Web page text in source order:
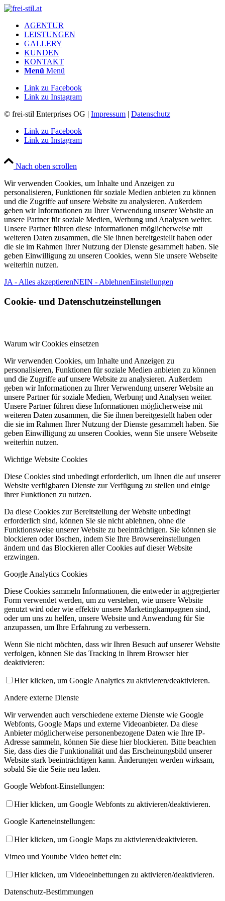
AGENTUR
LEISTUNGEN
GALLERY
KUNDEN
KONTAKT
Menü Menü
Link zu Facebook
Link zu Instagram
© frei-stil Enterprises OG | Impressum | Datenschutz
Link zu Facebook
Link zu Instagram
Nach oben scrollen
Wir verwenden Cookies, um Inhalte und Anzeigen zu
personalisieren, Funktionen für soziale Medien anbieten zu können
und die Zugriffe auf unsere Website zu analysieren. Außerdem
geben wir Informationen zu Ihrer Verwendung unserer Website an
unsere Partner für soziale Medien, Werbung und Analysen weiter.
Unsere Partner führen diese Informationen möglicherweise mit
weiteren Daten zusammen, die Sie ihnen bereitgestellt haben oder
die sie im Rahmen Ihrer Nutzung der Dienste gesammelt haben. Sie
geben Einwilligung zu unseren Cookies, wenn Sie unsere Webseite
weiterhin nutzen.
JA - Alles akzeptierenNEIN - AblehnenEinstellungen
Cookie- und Datenschutzeinstellungen
Warum wir Cookies einsetzen
Wir verwenden Cookies, um Inhalte und Anzeigen zu
personalisieren, Funktionen für soziale Medien anbieten zu können
und die Zugriffe auf unsere Website zu analysieren. Außerdem
geben wir Informationen zu Ihrer Verwendung unserer Website an
unsere Partner für soziale Medien, Werbung und Analysen weiter.
Unsere Partner führen diese Informationen möglicherweise mit
weiteren Daten zusammen, die Sie ihnen bereitgestellt haben oder
die sie im Rahmen Ihrer Nutzung der Dienste gesammelt haben. Sie
geben Einwilligung zu unseren Cookies, wenn Sie unsere Webseite
weiterhin nutzen.
Wichtige Website Cookies
Diese Cookies sind unbedingt erforderlich, um Ihnen die auf unserer
Website verfügbaren Dienste zur Verfügung zu stellen und einige
ihrer Funktionen zu nutzen.
Da diese Cookies zur Bereitstellung der Website unbedingt
erforderlich sind, können Sie sie nicht ablehnen, ohne die
Funktionsweise unserer Website zu beeinträchtigen. Sie können sie
blockieren oder löschen, indem Sie Ihre Browsereinstellungen
ändern und das Blockieren aller Cookies auf dieser Website
erzwingen.
Google Analytics Cookies
Diese Cookies sammeln Informationen, die entweder in aggregierter
Form verwendet werden, um zu verstehen, wie unsere Website
genutzt wird oder wie effektiv unsere Marketingkampagnen sind,
oder um uns zu helfen, unsere Website und Anwendung für Sie
anzupassen, um Ihre Erfahrung zu verbessern.
Wenn Sie nicht möchten, dass wir Ihren Besuch auf unserer Website
verfolgen, können Sie das Tracking in Ihrem Browser hier
deaktivieren:
Hier klicken, um Google Analytics zu aktivieren/deaktivieren.
Andere externe Dienste
Wir verwenden auch verschiedene externe Dienste wie Google
Webfonts, Google Maps und externe Videoanbieter. Da diese
Anbieter möglicherweise personenbezogene Daten wie Ihre IP-
Adresse sammeln, können Sie diese hier blockieren. Bitte beachten
Sie, dass dies die Funktionalität und das Erscheinungsbild unserer
Website stark beeinträchtigen kann. Änderungen werden wirksam,
sobald Sie die Seite neu laden.
Google Webfont-Einstellungen:
Hier klicken, um Google Webfonts zu aktivieren/deaktivieren.
Google Karteneinstellungen:
Hier klicken, um Google Maps zu aktivieren/deaktivieren.
Vimeo und Youtube Video bettet ein:
Hier klicken, um Videoeinbettungen zu aktivieren/deaktivieren.
Datenschutz-Bestimmungen